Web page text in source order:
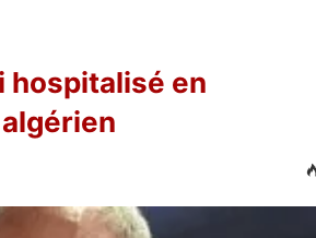
hospitalisé en